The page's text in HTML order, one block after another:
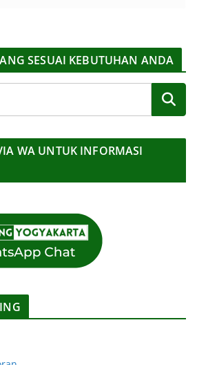
SESUAI KEBUTUHAN ANDA
WA UNTUK INFORMASI